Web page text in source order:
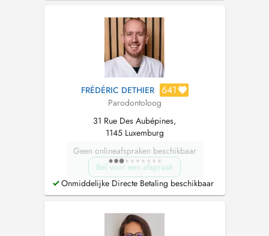
l'évolution des techniques et des t...
FRÉDÉRIC DETHIER 641
Parodontoloog
31 Rue Des Aubépines,
1145 Luxemburg
Geen onlineafspraken beschikbaar
Bel voor een afspraak
Onmiddelijke Directe Betaling beschikbaar